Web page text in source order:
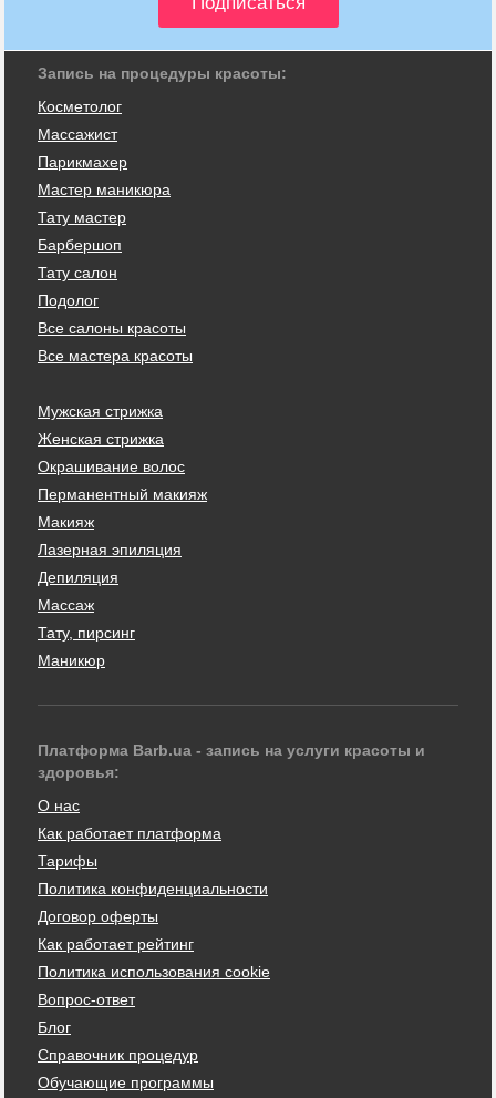
Запись на процедуры красоты:
Косметолог
Массажист
Парикмахер
Мастер маникюра
Тату мастер
Барбершоп
Тату салон
Подолог
Все салоны красоты
Все мастера красоты
Мужская стрижка
Женская стрижка
Окрашивание волос
Перманентный макияж
Макияж
Лазерная эпиляция
Депиляция
Массаж
Тату, пирсинг
Маникюр
Платформа Barb.ua - запись на услуги красоты и
здоровья:
О нас
Как работает платформа
Тарифы
Политика конфиденциальности
Договор оферты
Как работает рейтинг
Политика использования cookie
Вопрос-ответ
Блог
Справочник процедур
Обучающие программы